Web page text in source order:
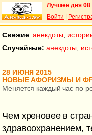
Лучшее дня 08
Войти
Свежие: анекдоты
Случайные: анекдоты
28 ИЮНЯ 2015
НОВЫЕ АФОРИЗМЫ И
Меняется каждый час по
Чем хреновее в
здравоохранением,